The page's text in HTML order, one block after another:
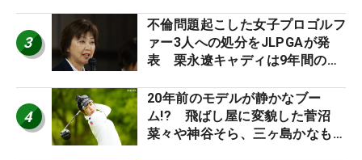
3
不倫問題起こした女子プロゴルフ
ァー3人への処分をJLPGAが発
表 栗永遼キャディは9年間の立
4
20年前のモデルが静かなブー
ム!? 飛ばし屋に変貌した菅沼
菜々や神谷そら、三ヶ島かなも使